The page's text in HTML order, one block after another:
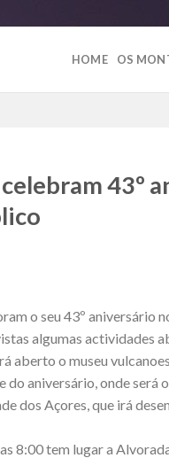
HOME OS
43º
o seu 43º aniversário
algumas actividades
aberto o museu
do aniversário, onde
dos Açores, que irá
8:00 tem lugar a